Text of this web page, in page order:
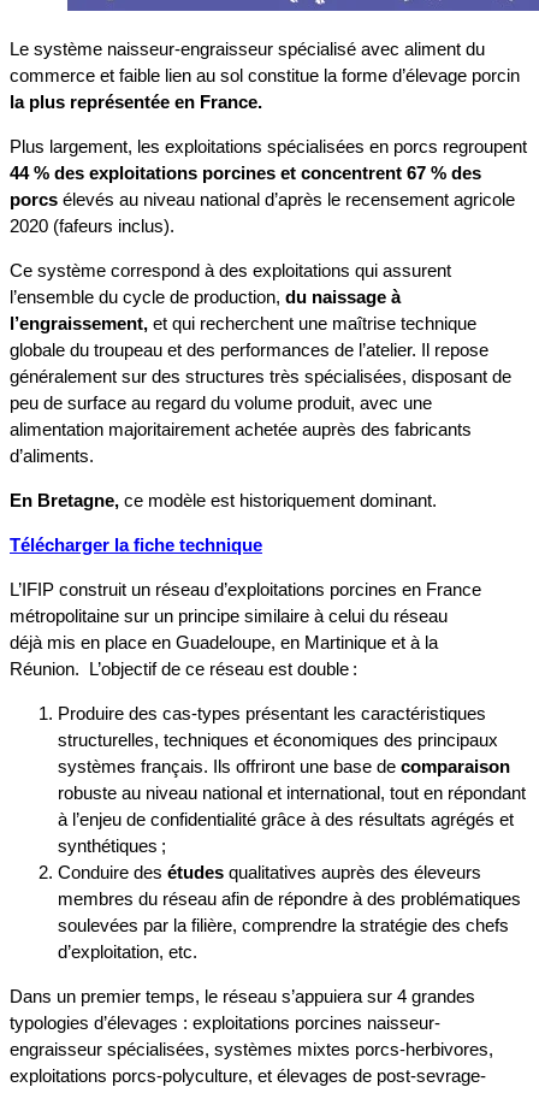
Le système naisseur-engraisseur spécialisé avec aliment du
commerce et faible lien au sol constitue la forme d’élevage porcin
la plus représentée en France.
Plus largement, les exploitations spécialisées en porcs regroupent
44 % des exploitations porcines et concentrent 67 % des
porcs élevés au niveau national d’après le recensement agricole
2020 (fafeurs inclus).
Ce système correspond à des exploitations qui assurent
l’ensemble du cycle de production, du naissage à
l’engraissement, et qui recherchent une maîtrise technique
globale du troupeau et des performances de l’atelier. Il repose
généralement sur des structures très spécialisées, disposant de
peu de surface au regard du volume produit, avec une
alimentation majoritairement achetée auprès des fabricants
d’aliments.
En Bretagne, ce modèle est historiquement dominant.
Télécharger la fiche technique
L’IFIP construit un réseau d’exploitations porcines en France
métropolitaine sur un principe similaire à celui du réseau
déjà mis en place en Guadeloupe, en Martinique et à la
Réunion. L’objectif de ce réseau est double :
Produire des cas-types présentant les caractéristiques
structurelles, techniques et économiques des principaux
systèmes français. Ils offriront une base de comparaison
robuste au niveau national et international, tout en répondant
à l’enjeu de confidentialité grâce à des résultats agrégés et
synthétiques ;
Conduire des études qualitatives auprès des éleveurs
membres du réseau afin de répondre à des problématiques
soulevées par la filière, comprendre la stratégie des chefs
d’exploitation, etc.
Dans un premier temps, le réseau s’appuiera sur 4 grandes
typologies d’élevages : exploitations porcines naisseur-
engraisseur spécialisées, systèmes mixtes porcs-herbivores,
exploitations porcs-polyculture, et élevages de post-sevrage-